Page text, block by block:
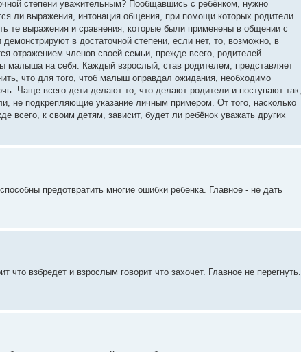
степени уважительным? Пообщавшись с ребёнком, нужно
ли выражения, интонация общения, при помощи которых родители
выражения и сравнения, которые были применены в общении с
в достаточной степени, если нет, то, возможно, в
отражением членов своей семьи, прежде всего, родителей.
малыша на себя. Каждый взрослый, став родителем, представляет
что для того, чтоб малыш оправдал ожидания, необходимо
Чаще всего дети делают то, что делают родители и поступают так,
не подкрепляющие указание личным примером. От того, насколько
всего, к своим детям, зависит, будет ли ребёнок уважать других
предотвратить многие ошибки ребенка. Главное - не дать
взбредет и взрослым говорит что захочет. Главное не перегнуть.